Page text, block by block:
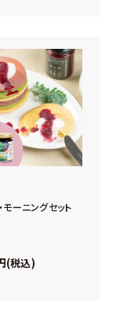
モーニングセット
税込